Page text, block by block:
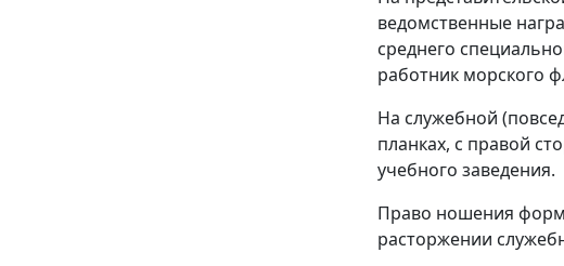
ведомственные
среднего
работник морского
На служебной
планках, с правой
учебного заведения.
Право ношения
расторжении